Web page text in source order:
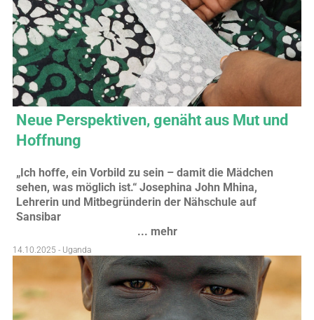
Neue Perspektiven, genäht aus Mut und
Hoffnung
„Ich hoffe, ein Vorbild zu sein – damit die Mädchen
sehen, was möglich ist.“ Josephina John Mhina,
Lehrerin und Mitbegründerin der Nähschule auf
Sansibar
... mehr
14.10.2025 - Uganda